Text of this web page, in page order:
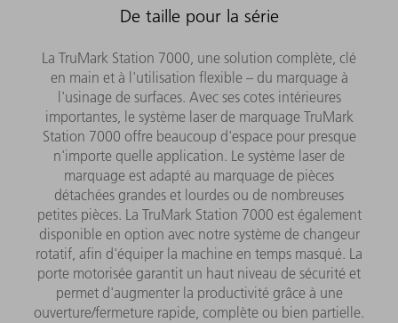
De taille pour la série
La TruMark Station 7000, une solution complète, clé
en main et à l'utilisation flexible – du marquage à
l'usinage de surfaces. Avec ses cotes intérieures
importantes, le système laser de marquage TruMark
Station 7000 offre beaucoup d'espace pour presque
n'importe quelle application. Le système laser de
marquage est adapté au marquage de pièces
détachées grandes et lourdes ou de nombreuses
petites pièces. La TruMark Station 7000 est également
disponible en option avec notre système de changeur
rotatif, afin d'équiper la machine en temps masqué. La
porte motorisée garantit un haut niveau de sécurité et
permet d'augmenter la productivité grâce à une
ouverture/fermeture rapide, complète ou bien partielle.